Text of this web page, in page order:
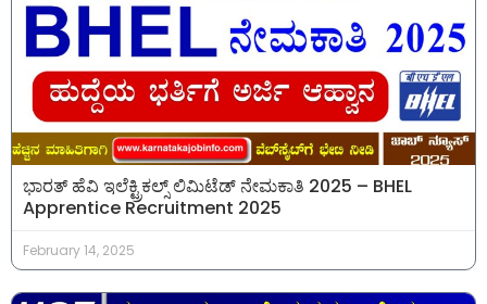
ಭಾರತ್ ಹೆವಿ ಇಲೆಕ್ಟ್ರಿಕಲ್ಸ್ ಲಿಮಿಟೆಡ್ ನೇಮಕಾತಿ 2025 – BHEL
Apprentice Recruitment 2025
February 14, 2025